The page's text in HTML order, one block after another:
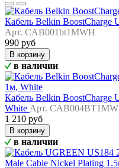
Кабель Belkin BoostCharge
Арт. CAB001bt1MWH
990 руб
В корзину
в наличии
Кабель Belkin BoostCharge
White Арт.
1 210 руб
В корзину
в наличии